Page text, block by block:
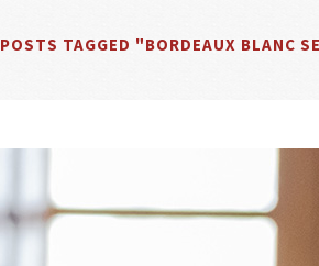
POSTS TAGGED "BORDEAUX BLANC